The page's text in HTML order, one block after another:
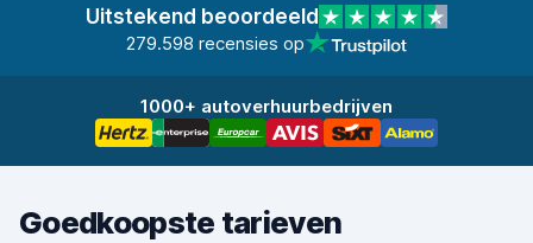
Uitstekend beoordeeld
279.598 recensies op
1000+ autoverhuurbedrijven
Goedkoopste tarieven